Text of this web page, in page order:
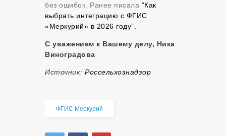
без ошибок. Ранее писала “Как
выбрать интеграцию с ФГИС
«Меркурий» в 2026 году”.
С уважением к Вашему делу, Ника
Виноградова
Источник: Россельхознадзор
ФГИС Меркурий